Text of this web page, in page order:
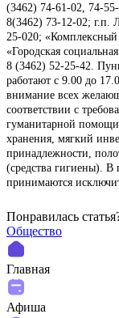
(3462) 74-61-02, 74-
8(3462) 73-12-02; г.п.
25-020; «Комплексный
«Городская
8 (3462) 52-25-42.
работают с 9.00 до
внимание всех
соответствии с
гуманитарной помощи
хранения, мягкий
принадлежности,
(средства гигиены).
принимаются
Понравилась
Общество
Главная
Афиша